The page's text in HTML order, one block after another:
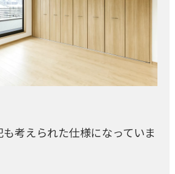
考えられた仕様になっていま